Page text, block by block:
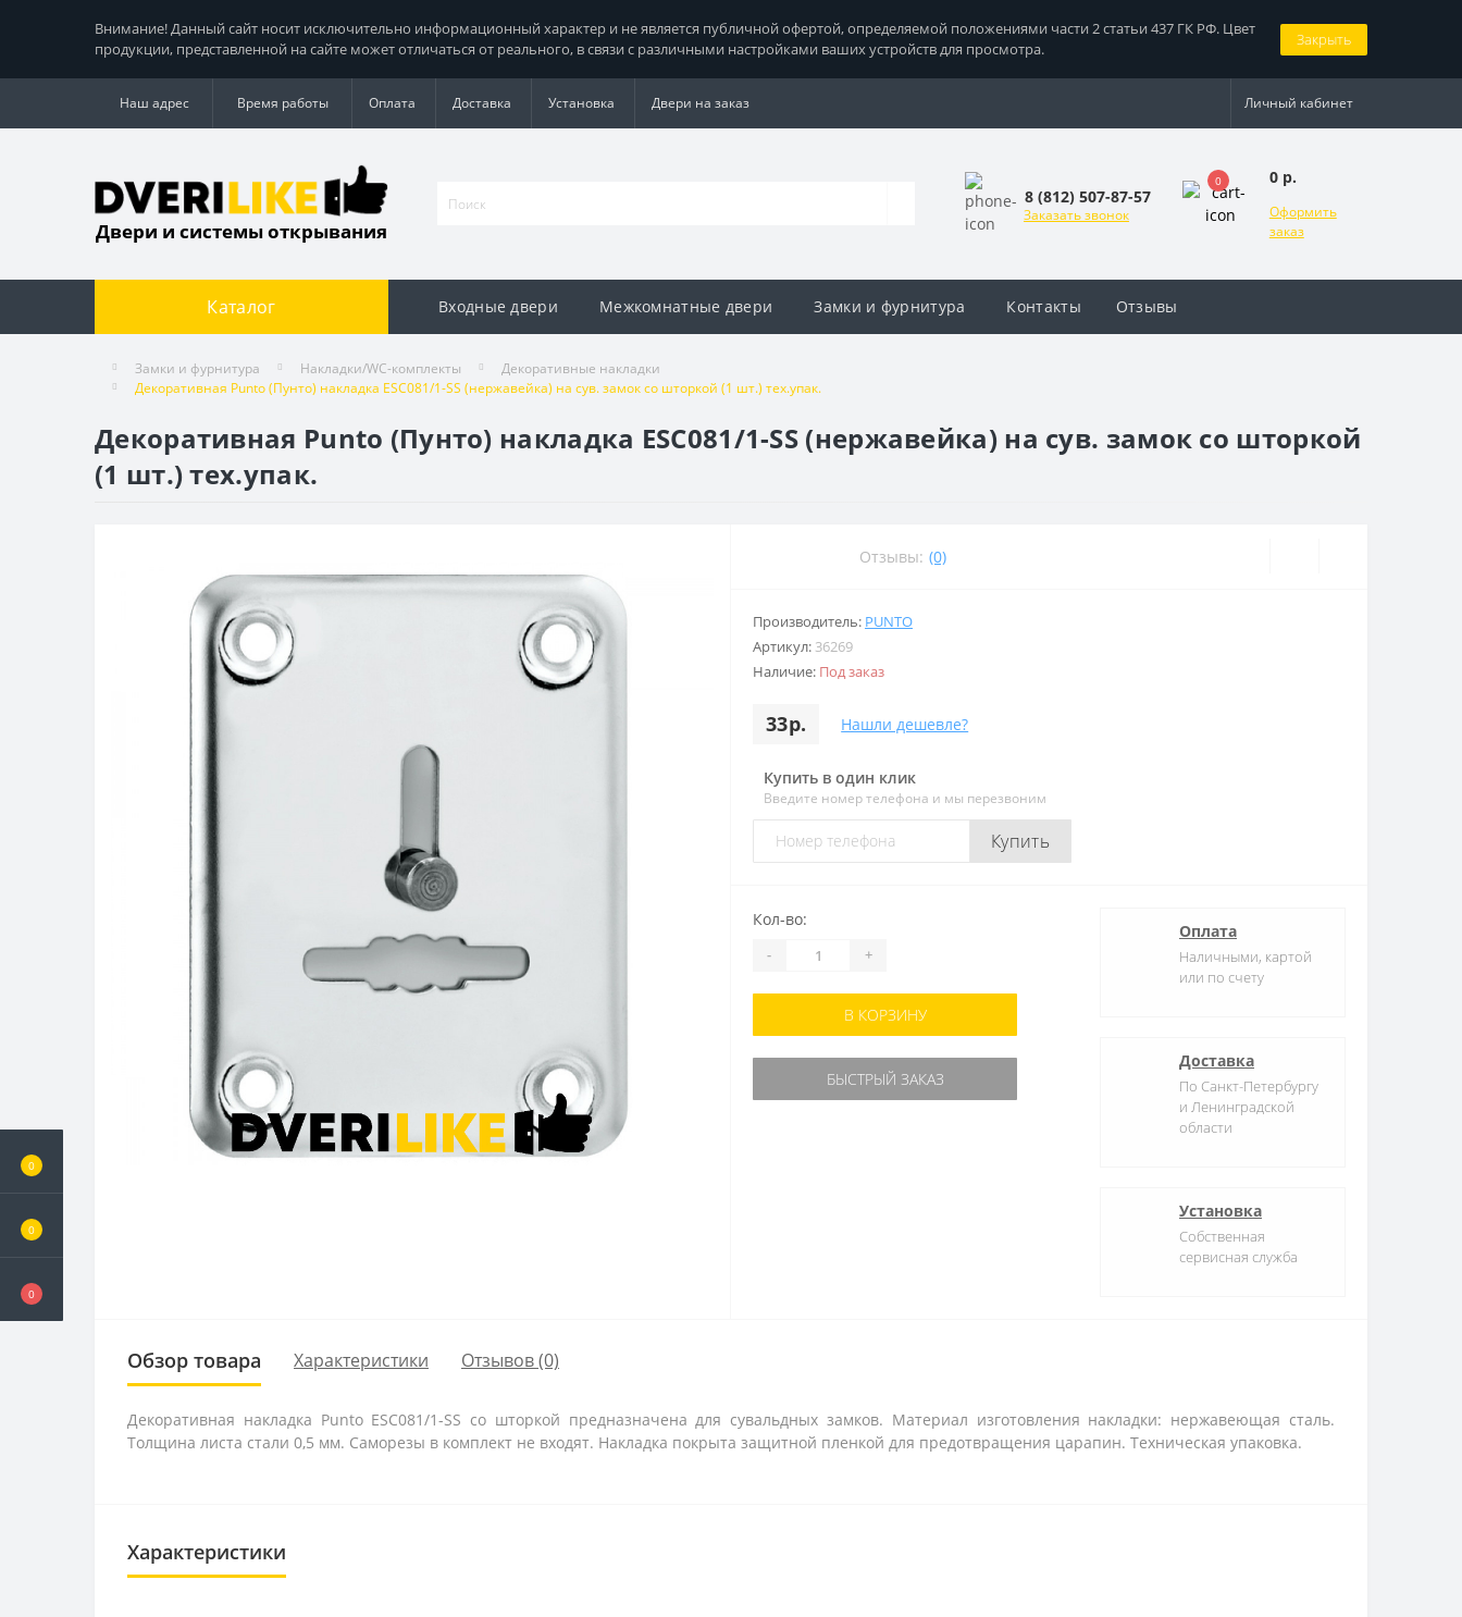
0
0
0
Внимание! Данный сайт носит исключительно информационный характер и не является публичной офертой, определяемой положениями части 2 статьи 437 ГК РФ. Цвет
продукции, представленной на сайте может отличаться от реального, в связи с различными настройками ваших устройств для просмотра.
Закрыть
Наш адрес Время работы Оплата Доставка Установка Двери на заказ Личный кабинет
Двери и системы открывания
8 (812) 507-87-57
Заказать звонок
0 0 р.
Оформить
заказ
Каталог Входные двери Межкомнатные двери Замки и фурнитура Контакты Отзывы
Замки и фурнитура Накладки/WC-комплекты
Декоративные накладки
Декоративная Punto (Пунто) накладка ESC081/1-SS (нержавейка) на сув. замок со шторкой (1 шт.) тех.упак.
Декоративная Punto (Пунто) накладка ESC081/1-SS (нержавейка) на сув. замок со шторкой
(1 шт.) тех.упак.
Отзывы: (0)
Производитель: PUNTO
Артикул: 36269
Наличие: Под заказ
33р. Нашли дешевле?
Купить в один клик
Введите номер телефона и мы перезвоним
Купить
Кол-во:
- +
В КОРЗИНУ
БЫСТРЫЙ ЗАКАЗ
Оплата
Наличными, картой
или по счету
Доставка
По Санкт-Петербургу
и Ленинградской
области
Установка
Собственная
сервисная служба
Обзор товара Характеристики Отзывов (0)
Декоративная накладка Punto ESC081/1-SS со шторкой предназначена для сувальдных замков. Материал изготовления накладки: нержавеющая сталь.
Толщина листа стали 0,5 мм. Саморезы в комплект не входят. Накладка покрыта защитной пленкой для предотвращения царапин. Техническая упаковка.
Характеристики